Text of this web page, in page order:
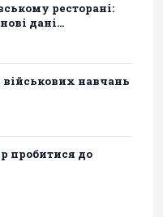
ресторані:
дані...
військових навчань
пробитися до